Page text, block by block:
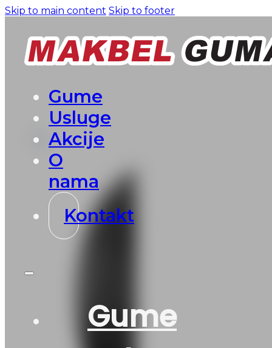
Skip to main content Skip to footer
Gume
Usluge
Akcije
O
nama
Kontakt
Gume